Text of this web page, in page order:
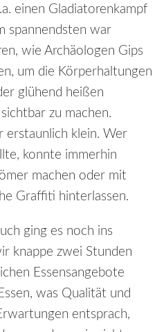
einen Gladiatorenkampf
spannendsten war
wie Archäologen Gips
um die Körperhaltungen
glühend heißen
zu machen.
erstaunlich klein. Wer
konnte immerhin
machen oder mit
Graffiti hinterlassen.
ging es noch ins
knappe zwei Stunden
Essensangebote
was Qualität und
entsprach,